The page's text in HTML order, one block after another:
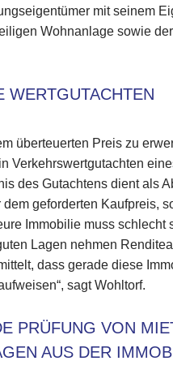
mit seinem
Wohnanlage sowie
WERTGUTACHTEN
überteuerten Preis zu
Verkehrswertgutachten
des Gutachtens dient als
geforderten Kaufpreis,
Immobilie muss
Lagen nehmen
dass gerade diese
sagt Wohltorf.
PRÜFUNG VON
AUS DER